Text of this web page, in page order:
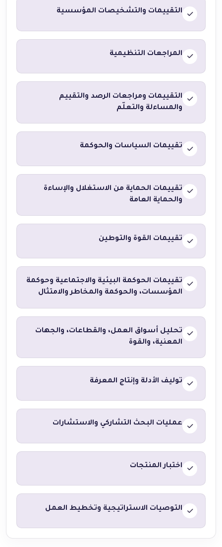
التقييمات والتشخيصات المؤسسية
المراجعات التنظيمية
التقييمات ومراجعات الرصد والتقييم
والمساءلة والتعلّم
تقييمات السياسات والحوكمة
تقييمات الحماية من الاستغلال والإساءة
والحماية العامة
تقييمات القوة والتوطين
تقييمات الحوكمة البيئية والاجتماعية وحوكمة
المؤسسات، والحوكمة والمخاطر والامتثال
تحليل أسواق العمل، والقطاعات، والجهات
المعنية، والقوة
توليف الأدلة وإنتاج المعرفة
عمليات البحث التشاركي والاستشارات
اختبار المنتجات
التوصيات الاستراتيجية وتخطيط العمل